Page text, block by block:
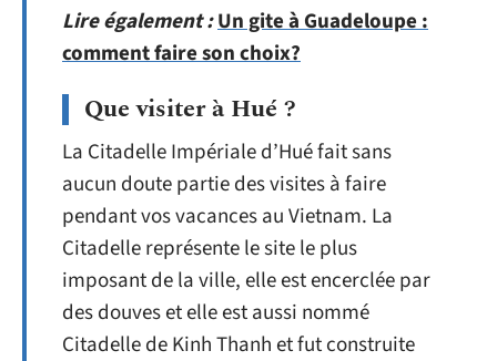
Lire également :Un gite à Guadeloupe :
comment faire son choix?
Que visiter à Hué ?
La Citadelle Impériale d’Hué fait sans
aucun doute partie des visites à faire
pendant vos vacances au Vietnam. La
Citadelle représente le site le plus
imposant de la ville, elle est encerclée par
des douves et elle est aussi nommé
Citadelle de Kinh Thanh et fut construite